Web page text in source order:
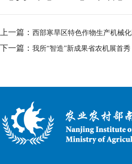
上一篇： 西部寒旱区特色作物生产机械
下一篇： 我所“智造”新成果省农机展首秀